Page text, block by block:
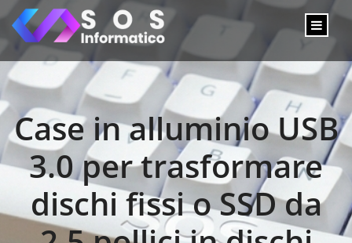
Case in alluminio USB
3.0 per trasformare
dischi fissi o SSD da